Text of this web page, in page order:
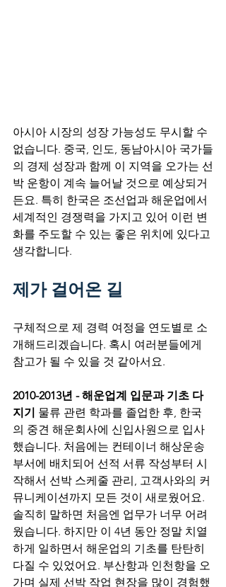
아시아 시장의 성장 가능성도 무시할 수
없습니다. 중국, 인도, 동남아시아 국가들
의 경제 성장과 함께 이 지역을 오가는 선
박 운항이 계속 늘어날 것으로 예상되거
든요. 특히 한국은 조선업과 해운업에서
세계적인 경쟁력을 가지고 있어 이런 변
화를 주도할 수 있는 좋은 위치에 있다고
생각합니다.
제가 걸어온 길
구체적으로 제 경력 여정을 연도별로 소
개해드리겠습니다. 혹시 여러분들에게
참고가 될 수 있을 것 같아서요.
2010-2013년 - 해운업계 입문과 기초 다
지기 물류 관련 학과를 졸업한 후, 한국
의 중견 해운회사에 신입사원으로 입사
했습니다. 처음에는 컨테이너 해상운송
부서에 배치되어 선적 서류 작성부터 시
작해서 선박 스케줄 관리, 고객사와의 커
뮤니케이션까지 모든 것이 새로웠어요.
솔직히 말하면 처음엔 업무가 너무 어려
웠습니다. 하지만 이 4년 동안 정말 치열
하게 일하면서 해운업의 기초를 탄탄히
다질 수 있었어요. 부산항과 인천항을 오
가며 실제 선박 작업 현장을 많이 경험했